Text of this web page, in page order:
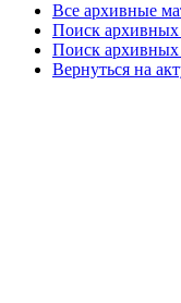
Все архивные
Поиск архивных
Поиск архивных
Вернуться на